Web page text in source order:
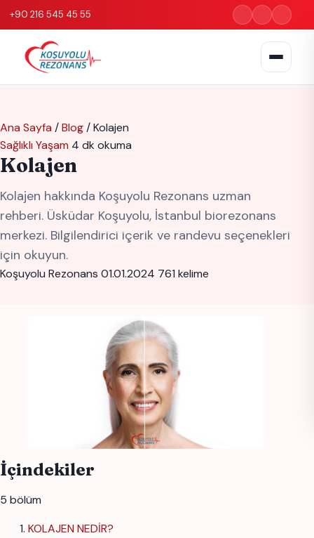
+90 216 545 45 55
Ana Sayfa /Blog/Kolajen
Sağlıklı Yaşam 4 dk okuma
Kolajen
Kolajen hakkında Koşuyolu Rezonans uzman
rehberi. Üsküdar Koşuyolu, İstanbul biorezonans
merkezi. Bilgilendirici içerik ve randevu seçenekleri
için okuyun.
Koşuyolu Rezonans 01.01.2024 761 kelime
İçindekiler
5 bölüm
KOLAJEN NEDİR?